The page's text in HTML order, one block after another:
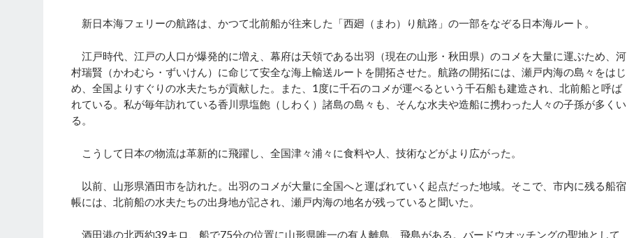
新日本海フェリーの航路は、かつて北前船が往来した「西廻（まわ）り航路」の一部をなぞる日本海ルート。
江戸時代、江戸の人口が爆発的に増え、幕府は天領である出羽（現在の山形・秋田県）のコメを大量に運ぶため、河
村瑞賢（かわむら・ずいけん）に命じて安全な海上輸送ルートを開拓させた。航路の開拓には、瀬戸内海の島々をはじ
め、全国よりすぐりの水夫たちが貢献した。また、1度に千石のコメが運べるという千石船も建造され、北前船と呼ば
れている。私が毎年訪れている香川県塩飽（しわく）諸島の島々も、そんな水夫や造船に携わった人々の子孫が多くい
る。
こうして日本の物流は革新的に飛躍し、全国津々浦々に食料や人、技術などがより広がった。
以前、山形県酒田市を訪れた。出羽のコメが大量に全国へと運ばれていく起点だった地域。そこで、市内に残る船宿
帳には、北前船の水夫たちの出身地が記され、瀬戸内海の地名が残っていると聞いた。
酒田港の北西約39キロ、船で75分の位置に山形県唯一の有人離島、飛島がある。バードウオッチングの聖地として